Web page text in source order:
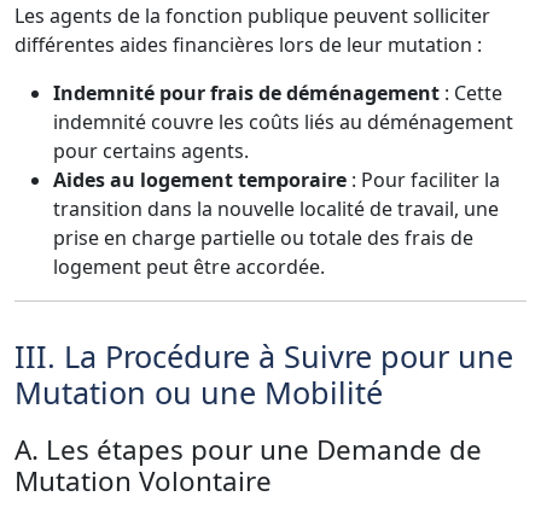
Les agents de la fonction publique peuvent solliciter
différentes aides financières lors de leur mutation :
Indemnité pour frais de déménagement : Cette
indemnité couvre les coûts liés au déménagement
pour certains agents.
Aides au logement temporaire : Pour faciliter la
transition dans la nouvelle localité de travail, une
prise en charge partielle ou totale des frais de
logement peut être accordée.
III. La Procédure à Suivre pour une
Mutation ou une Mobilité
A. Les étapes pour une Demande de
Mutation Volontaire